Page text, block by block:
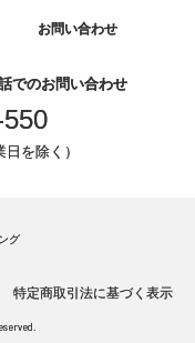
お問い合わせ
でのお問い合わせ
を除く）
グ
特定商取引法に基づく表示